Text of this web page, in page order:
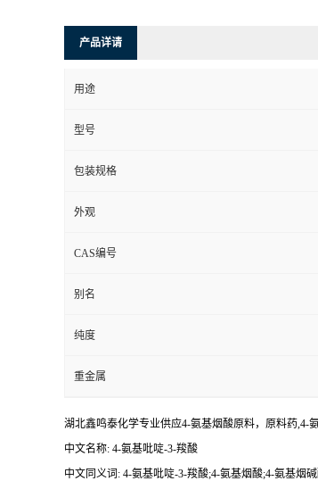
产品详请
用途
型号
包装规格
外观
CAS编号
别名
纯度
重金属
湖北鑫鸣泰化学专业供应4-氨基烟酸原料，原料药,4-
中文名称: 4-氨基吡啶-3-羧酸
中文同义词: 4-氨基吡啶-3-羧酸;4-氨基烟酸;4-氨基烟